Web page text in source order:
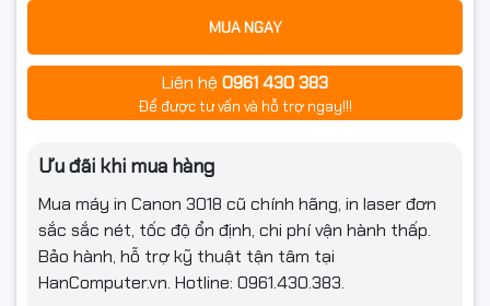
MUA NGAY
Liên hệ 0961 430 383
Để được tư vấn và hỗ trợ ngay!!!
Ưu đãi khi mua hàng
Mua máy in Canon 3018 cũ chính hãng, in laser đơn
sắc sắc nét, tốc độ ổn định, chi phí vận hành thấp.
Bảo hành, hỗ trợ kỹ thuật tận tâm tại
HanComputer.vn. Hotline: 0961.430.383.